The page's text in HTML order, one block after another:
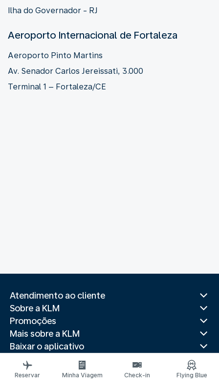
Ilha do Governador - RJ
Aeroporto Internacional de Fortaleza
Aeroporto Pinto Martins
Av. Senador Carlos Jereissati, 3.000
Terminal 1 – Fortaleza/CE
Atendimento ao cliente
Sobre a KLM
Promoções
Mais sobre a KLM
Baixar o aplicativo
Sites relacionados
Guias de viagem
Reservar Minha Viagem Check-in Flying Blue